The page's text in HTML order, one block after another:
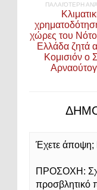
ΠΑΛΑΙΌΤΕΡΗ
χώρες του
Ελλάδα ζητά
Κομισιόν ο
Έχετε άποψη;
ΠΡΟΣΟΧΗ:
προσβλητικό